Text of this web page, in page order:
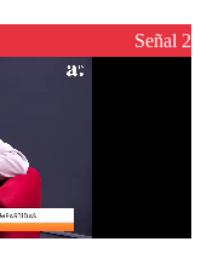
Señal 2